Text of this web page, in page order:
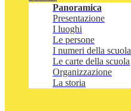
Panoramica
Presentazione
I luoghi
Le persone
I numeri della scuola
Le carte della scuola
Organizzazione
La storia